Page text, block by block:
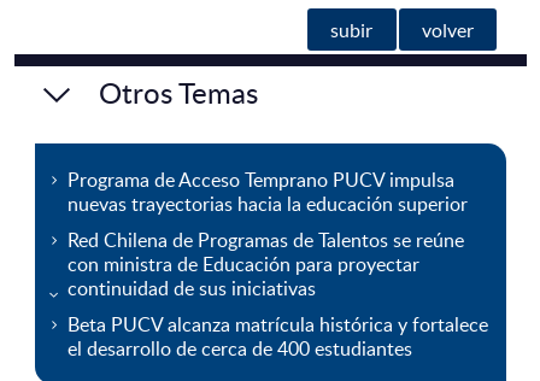
subir volver
Otros Temas
Programa de Acceso Temprano PUCV impulsa
nuevas trayectorias hacia la educación superior
Red Chilena de Programas de Talentos se reúne
con ministra de Educación para proyectar
continuidad de sus iniciativas
Beta PUCV alcanza matrícula histórica y fortalece
el desarrollo de cerca de 400 estudiantes